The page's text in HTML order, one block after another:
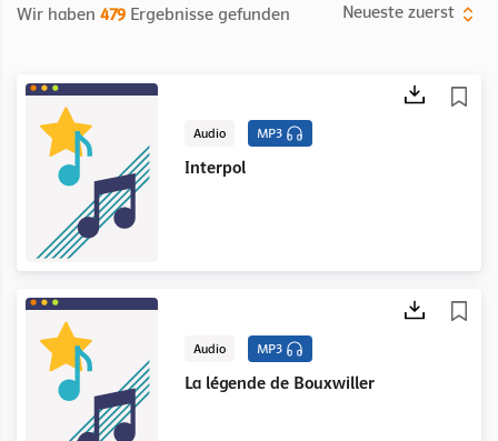
Wir haben 479 Ergebnisse gefunden Neueste zuerst
Audio MP3
Interpol
Audio MP3
La légende de Bouxwiller